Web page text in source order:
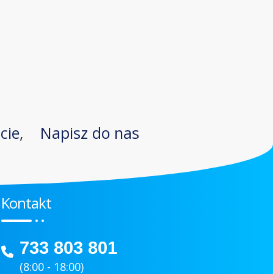
, Napisz do nas
Kontakt
733 803 801
(8:00 - 18:00)